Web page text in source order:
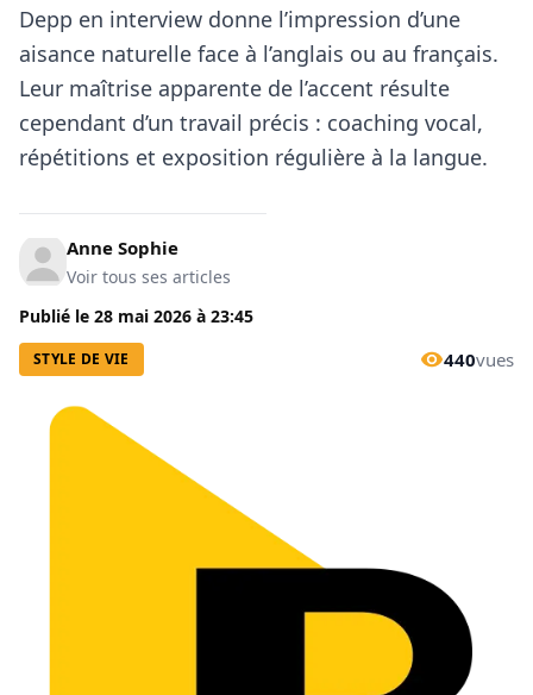
Depp en interview donne l’impression d’une
aisance naturelle face à l’anglais ou au français.
Leur maîtrise apparente de l’accent résulte
cependant d’un travail précis : coaching vocal,
répétitions et exposition régulière à la langue.
Anne Sophie
Voir tous ses articles
Publié le 28 mai 2026 à 23:45
STYLE DE VIE 440vues